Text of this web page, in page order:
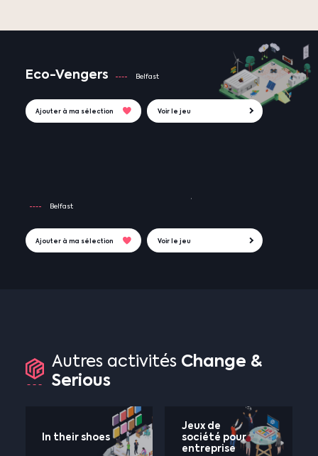
Eco-Vengers Belfast
Ajouter à ma sélection Voir le jeu
Belfast
Ajouter à ma sélection Voir le jeu
Autres activités Change &
Serious
In their shoes
Jeux de
société pour
entreprise